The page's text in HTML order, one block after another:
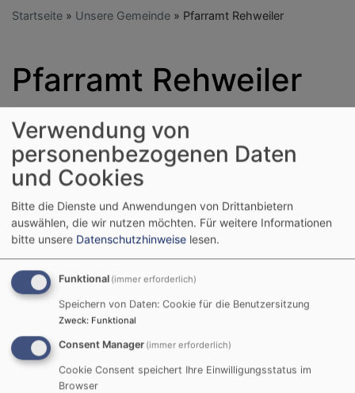
Startseite Unsere Gemeinde Pfarramt Rehweiler
Pfarramt Rehweiler
Evang.-Luth. Pfarramt Rehweiler
Rehweiler 12
96160 Geiselwind
eMail:pfarramt.rehweiler@elkb.de
Verwendung von
personenbezogenen Daten
und Cookies
Bitte die Dienste und Anwendungen von Drittanbietern
auswählen, die wir nutzen möchten. Für weitere Informationen
bitte unsere Datenschutzhinweise lesen.
Funktional (immer erforderlich)
Speichern von Daten: Cookie für die Benutzersitzung
Zweck: Funktional
Consent Manager (immer erforderlich)
Cookie Consent speichert Ihre Einwilligungsstatus im
Browser